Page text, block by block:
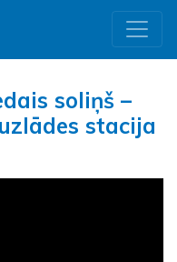
soliņš –
stacija